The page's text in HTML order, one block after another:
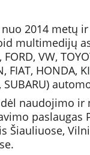
2014 metų
multimedijų
VW,
FIAT, HONDA,
SUBARU)
naudojimo ir
paslaugas
Šiauliuose,